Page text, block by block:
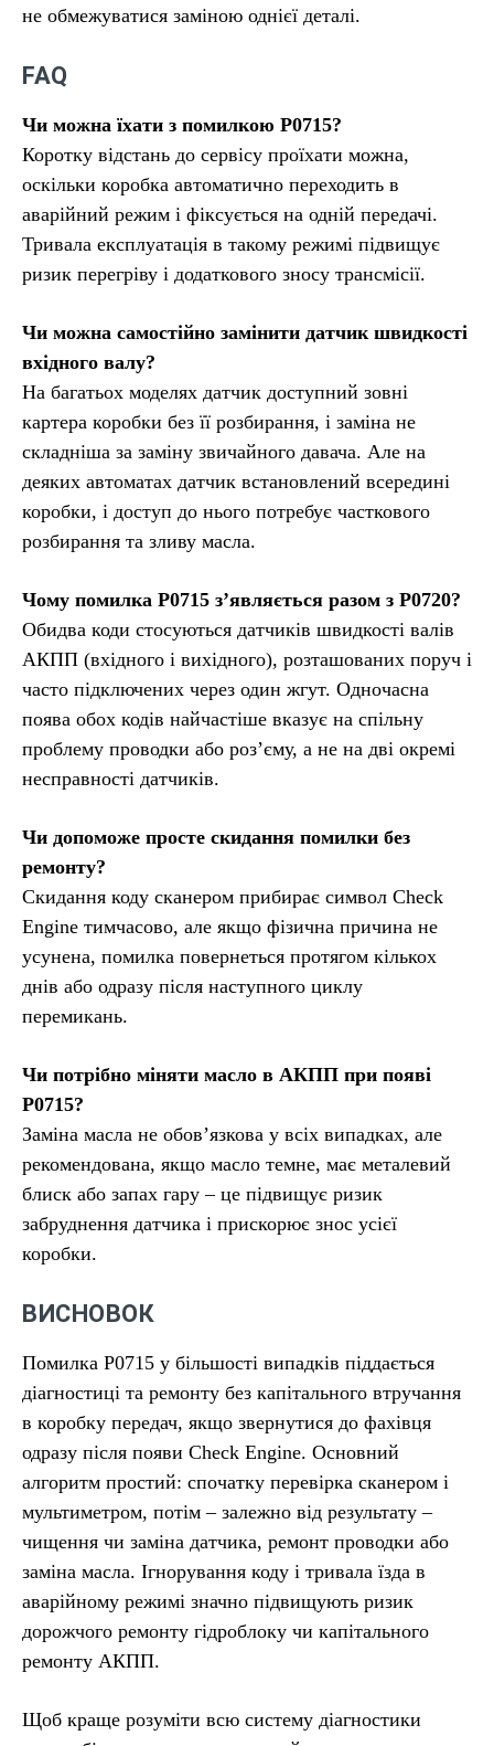
не обмежуватися заміною однієї деталі.
FAQ
Чи можна їхати з помилкою P0715?
Коротку відстань до сервісу проїхати можна,
оскільки коробка автоматично переходить в
аварійний режим і фіксується на одній передачі.
Тривала експлуатація в такому режимі підвищує
ризик перегріву і додаткового зносу трансмісії.
Чи можна самостійно замінити датчик швидкості
вхідного валу?
На багатьох моделях датчик доступний зовні
картера коробки без її розбирання, і заміна не
складніша за заміну звичайного давача. Але на
деяких автоматах датчик встановлений всередині
коробки, і доступ до нього потребує часткового
розбирання та зливу масла.
Чому помилка P0715 з’являється разом з P0720?
Обидва коди стосуються датчиків швидкості валів
АКПП (вхідного і вихідного), розташованих поруч і
часто підключених через один жгут. Одночасна
поява обох кодів найчастіше вказує на спільну
проблему проводки або роз’єму, а не на дві окремі
несправності датчиків.
Чи допоможе просте скидання помилки без
ремонту?
Скидання коду сканером прибирає символ Check
Engine тимчасово, але якщо фізична причина не
усунена, помилка повернеться протягом кількох
днів або одразу після наступного циклу
перемикань.
Чи потрібно міняти масло в АКПП при появі
P0715?
Заміна масла не обов’язкова у всіх випадках, але
рекомендована, якщо масло темне, має металевий
блиск або запах гару – це підвищує ризик
забруднення датчика і прискорює знос усієї
коробки.
ВИСНОВОК
Помилка P0715 у більшості випадків піддається
діагностиці та ремонту без капітального втручання
в коробку передач, якщо звернутися до фахівця
одразу після появи Check Engine. Основний
алгоритм простий: спочатку перевірка сканером і
мультиметром, потім – залежно від результату –
чищення чи заміна датчика, ремонт проводки або
заміна масла. Ігнорування коду і тривала їзда в
аварійному режимі значно підвищують ризик
дорожчого ремонту гідроблоку чи капітального
ремонту АКПП.
Щоб краще розуміти всю систему діагностики